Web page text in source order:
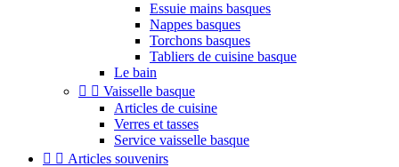
Essuie mains basques
Nappes basques
Torchons basques
Tabliers de cuisine basque
Le bain
  Vaisselle basque
Articles de cuisine
Verres et tasses
Service vaisselle basque
  Articles souvenirs